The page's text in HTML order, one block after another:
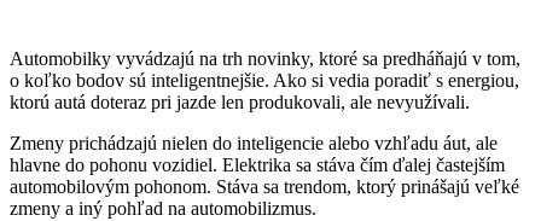
Automobilky vyvádzajú na trh novinky, ktoré sa predháňajú v tom,
o koľko bodov sú inteligentnejšie. Ako si vedia poradiť s energiou,
ktorú autá doteraz pri jazde len produkovali, ale nevyužívali.
Zmeny prichádzajú nielen do inteligencie alebo vzhľadu áut, ale
hlavne do pohonu vozidiel. Elektrika sa stáva čím ďalej častejším
automobilovým pohonom. Stáva sa trendom, ktorý prinášajú veľké
zmeny a iný pohľad na automobilizmus.